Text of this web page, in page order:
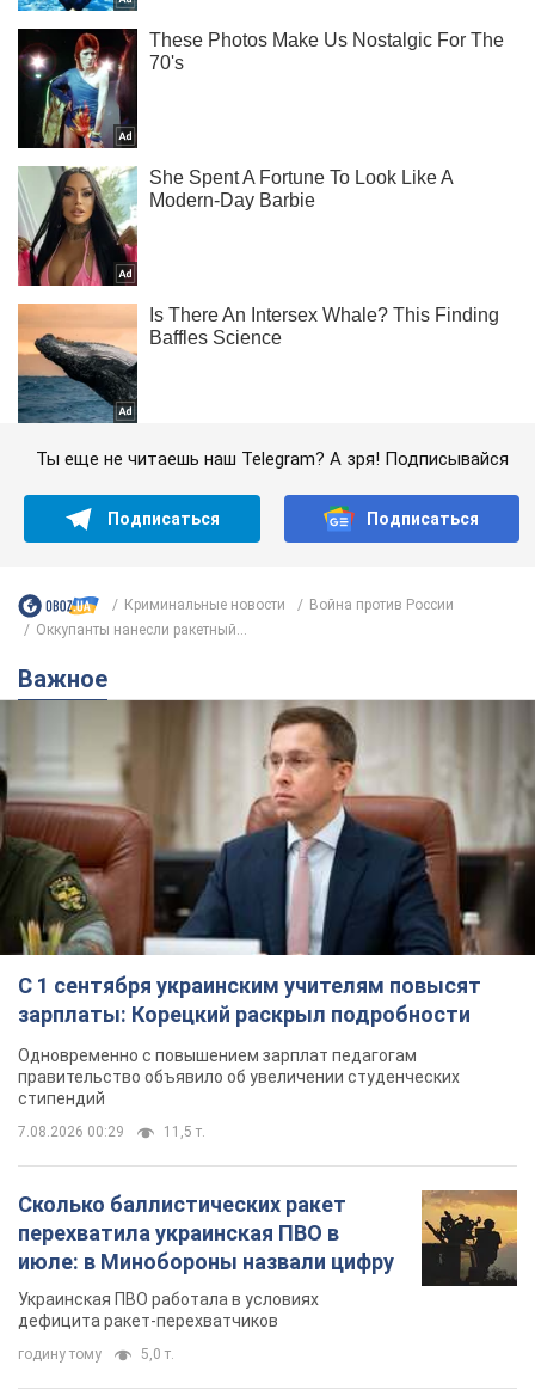
Ты еще не читаешь наш Telegram? А зря! Подписывайся
Подписаться Подписаться
Криминальные новости
Война против России
Оккупанты нанесли ракетный...
Важное
С 1 сентября украинским учителям повысят
зарплаты: Корецкий раскрыл подробности
Одновременно с повышением зарплат педагогам
правительство объявило об увеличении студенческих
стипендий
7.08.2026 00:29 11,5 т.
Сколько баллистических ракет
перехватила украинская ПВО в
июле: в Минобороны назвали цифру
Украинская ПВО работала в условиях
дефицита ракет-перехватчиков
годину тому 5,0 т.